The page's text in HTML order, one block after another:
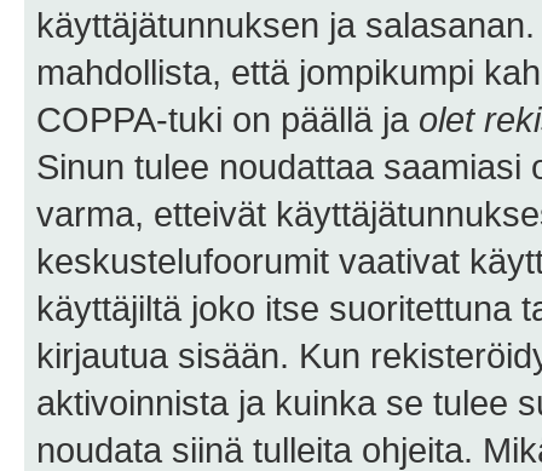
käyttäjätunnuksen ja
mahdollista, että jompikumpi
COPPA-tuki on päällä ja olet
Sinun tulee noudattaa saamiasi
varma, etteivät
keskustelufoorumit vaativat
käyttäjiltä joko itse suoritettuna
kirjautua sisään. Kun
aktivoinnista ja kuinka se tulee
noudata siinä tulleita ohjeita.